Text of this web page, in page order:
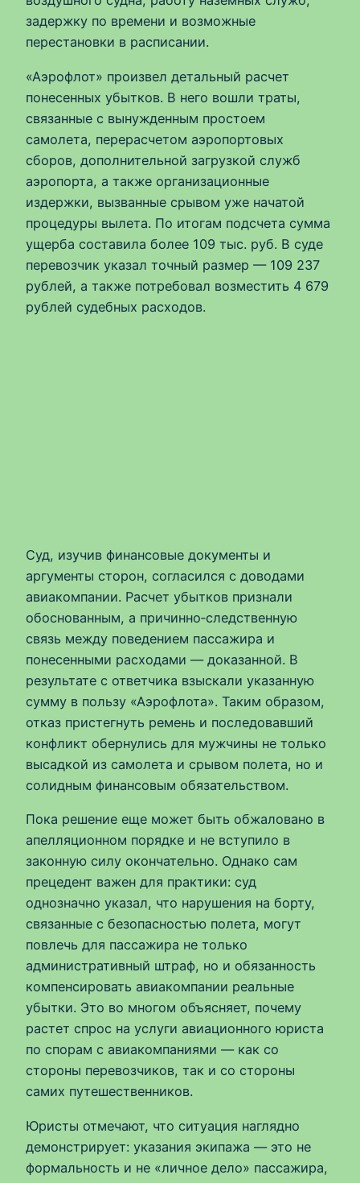
задержку по времени и возможные
перестановки в расписании.
«Аэрофлот» произвел детальный расчет
понесенных убытков. В него вошли траты,
связанные с вынужденным простоем
самолета, перерасчетом аэропортовых
сборов, дополнительной загрузкой служб
аэропорта, а также организационные
издержки, вызванные срывом уже начатой
процедуры вылета. По итогам подсчета сумма
ущерба составила более 109 тыс. руб. В суде
перевозчик указал точный размер — 109 237
рублей, а также потребовал возместить 4 679
рублей судебных расходов.
Суд, изучив финансовые документы и
аргументы сторон, согласился с доводами
авиакомпании. Расчет убытков признали
обоснованным, а причинно‑следственную
связь между поведением пассажира и
понесенными расходами — доказанной. В
результате с ответчика взыскали указанную
сумму в пользу «Аэрофлота». Таким образом,
отказ пристегнуть ремень и последовавший
конфликт обернулись для мужчины не только
высадкой из самолета и срывом полета, но и
солидным финансовым обязательством.
Пока решение еще может быть обжаловано в
апелляционном порядке и не вступило в
законную силу окончательно. Однако сам
прецедент важен для практики: суд
однозначно указал, что нарушения на борту,
связанные с безопасностью полета, могут
повлечь для пассажира не только
административный штраф, но и обязанность
компенсировать авиакомпании реальные
убытки. Это во многом объясняет, почему
растет спрос на услуги авиационного юриста
по спорам с авиакомпаниями — как со
стороны перевозчиков, так и со стороны
самих путешественников.
Юристы отмечают, что ситуация наглядно
демонстрирует: указания экипажа — это не
формальность и не «личное дело» пассажира,